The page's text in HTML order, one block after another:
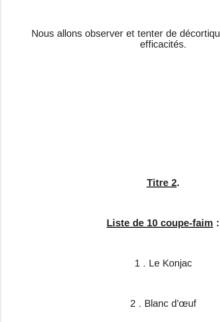
Nous allons observer et tenter de
efficacités.
Titre 2.
Liste de 10 coupe-faim :
1 . Le Konjac
2 . Blanc d’œuf